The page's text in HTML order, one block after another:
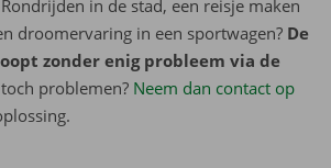
in de stad, een reisje maken
droomervaring in een sportwagen? De
zonder enig probleem via de
problemen? Neem dan contact op